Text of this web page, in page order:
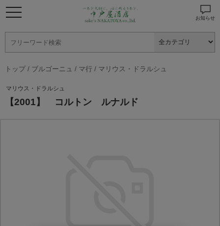
お知らせ
トップ/ ブルゴーニュ / マ行 / マリウス・ドラルシュ
マリウス・ドラルシュ
【2001】 コルトン ルナルド